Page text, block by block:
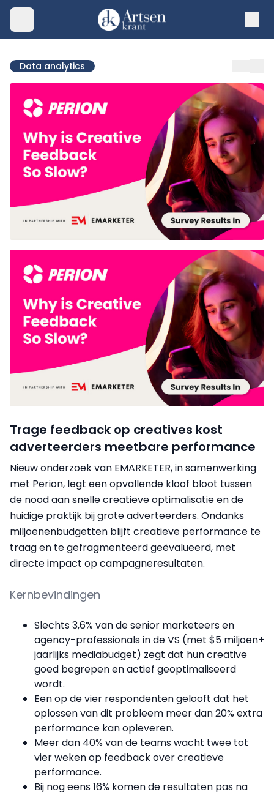
Data analytics
Trage feedback op creatives kost
adverteerders meetbare performance
Nieuw onderzoek van EMARKETER, in samenwerking
met Perion, legt een opvallende kloof bloot tussen
de nood aan snelle creatieve optimalisatie en de
huidige praktijk bij grote adverteerders. Ondanks
miljoenenbudgetten blijft creatieve performance te
traag en te gefragmenteerd geëvalueerd, met
directe impact op campagneresultaten.
Kernbevindingen
Slechts 3,6% van de senior marketeers en
agency-professionals in de VS (met $5 miljoen+
jaarlijks mediabudget) zegt dat hun creative
goed begrepen en actief geoptimaliseerd
wordt.
Een op de vier respondenten gelooft dat het
oplossen van dit probleem meer dan 20% extra
performance kan opleveren.
Meer dan 40% van de teams wacht twee tot
vier weken op feedback over creatieve
performance.
Bij nog eens 16% komen de resultaten pas na